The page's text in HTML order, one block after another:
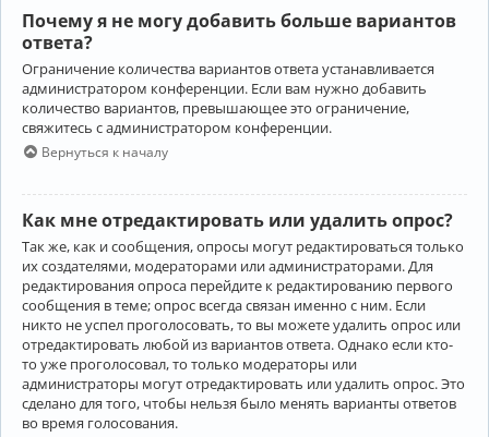
Почему я не могу добавить больше вариантов
ответа?
Ограничение количества вариантов ответа устанавливается
администратором конференции. Если вам нужно добавить
количество вариантов, превышающее это ограничение,
свяжитесь с администратором конференции.
Вернуться к началу
Как мне отредактировать или удалить опрос?
Так же, как и сообщения, опросы могут редактироваться только
их создателями, модераторами или администраторами. Для
редактирования опроса перейдите к редактированию первого
сообщения в теме; опрос всегда связан именно с ним. Если
никто не успел проголосовать, то вы можете удалить опрос или
отредактировать любой из вариантов ответа. Однако если кто-
то уже проголосовал, то только модераторы или
администраторы могут отредактировать или удалить опрос. Это
сделано для того, чтобы нельзя было менять варианты ответов
во время голосования.